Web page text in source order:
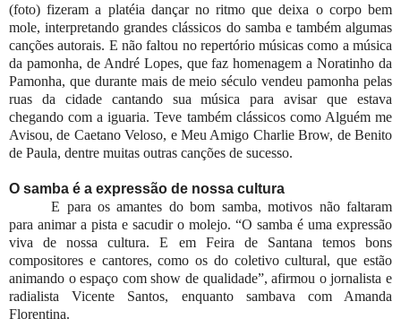
(foto) fizeram a platéia dançar no ritmo que deixa o corpo bem
mole, interpretando grandes clássicos do samba e também algumas
canções autorais. E não faltou no repertório músicas como a música
da pamonha, de André Lopes, que faz homenagem a Noratinho da
Pamonha, que durante mais de meio século vendeu pamonha pelas
ruas da cidade cantando sua música para avisar que estava
chegando com a iguaria. Teve também clássicos como Alguém me
Avisou, de Caetano Veloso, e Meu Amigo Charlie Brow, de Benito
de Paula, dentre muitas outras canções de sucesso.
O samba é a expressão de nossa cultura
E para os amantes do bom samba, motivos não faltaram
para animar a pista e sacudir o molejo. “O samba é uma expressão
viva de nossa cultura. E em Feira de Santana temos bons
compositores e cantores, como os do coletivo cultural, que estão
animando o espaço com show de qualidade”, afirmou o jornalista e
radialista Vicente Santos, enquanto sambava com Amanda
Florentina.